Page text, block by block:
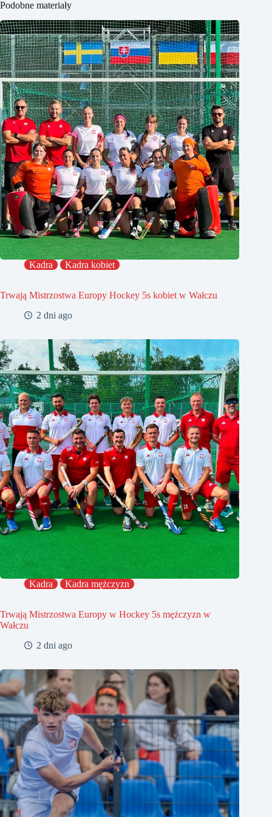
Podobne materiały
Kadra Kadra kobiet
Trwają Mistrzostwa Europy Hockey 5s kobiet w Wałczu
2 dni ago
Kadra Kadra mężczyzn
Trwają Mistrzostwa Europy w Hockey 5s mężczyzn w
Wałczu
2 dni ago